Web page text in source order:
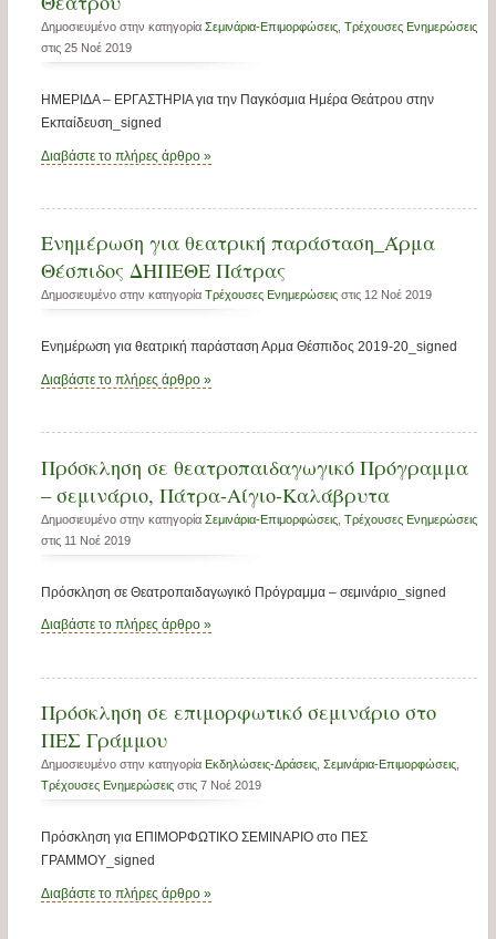
Δημοσιευμένο στην κατηγορία Σεμινάρια-Επιμορφώσεις, Τρέχουσες Ενημερώσεις
στις 25 Νοέ 2019
ΗΜΕΡΙΔΑ – ΕΡΓΑΣΤΗΡΙΑ για την Παγκόσμια Ημέρα Θεάτρου στην
Εκπαίδευση_signed
Διαβάστε το πλήρες άρθρο »
Ενημέρωση για θεατρική παράσταση_Άρμα
Θέσπιδος ΔΗΠΕΘΕ Πάτρας
Δημοσιευμένο στην κατηγορία Τρέχουσες Ενημερώσειςστις 12 Νοέ 2019
Ενημέρωση για θεατρική παράσταση Αρμα Θέσπιδος 2019-20_signed
Διαβάστε το πλήρες άρθρο »
Πρόσκληση σε θεατροπαιδαγωγικό Πρόγραμμα
– σεμινάριο, Πάτρα-Αίγιο-Καλάβρυτα
Δημοσιευμένο στην κατηγορία Σεμινάρια-Επιμορφώσεις, Τρέχουσες Ενημερώσεις
στις 11 Νοέ 2019
Πρόσκληση σε Θεατροπαιδαγωγικό Πρόγραμμα – σεμινάριο_signed
Διαβάστε το πλήρες άρθρο »
Πρόσκληση σε επιμορφωτικό σεμινάριο στο
ΠΕΣ Γράμμου
Δημοσιευμένο στην κατηγορία Εκδηλώσεις-Δράσεις, Σεμινάρια-Επιμορφώσεις,
Τρέχουσες Ενημερώσειςστις 7 Νοέ 2019
Πρόσκληση για ΕΠΙΜΟΡΦΩΤΙΚΟ ΣΕΜΙΝΑΡΙΟ στο ΠΕΣ
ΓΡΑΜΜΟΥ_signed
Διαβάστε το πλήρες άρθρο »